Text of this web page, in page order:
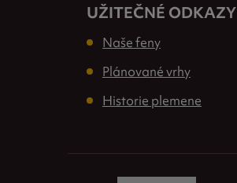
UŽITEČNÉ ODKAZY
Naše feny
Plánované vrhy
Historie plemene